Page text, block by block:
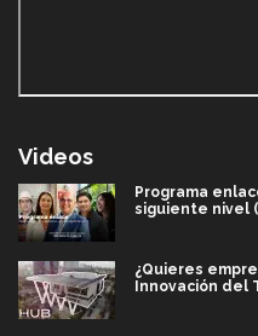
Videos
Programa
siguiente nivel
¿Quieres
Innovación del